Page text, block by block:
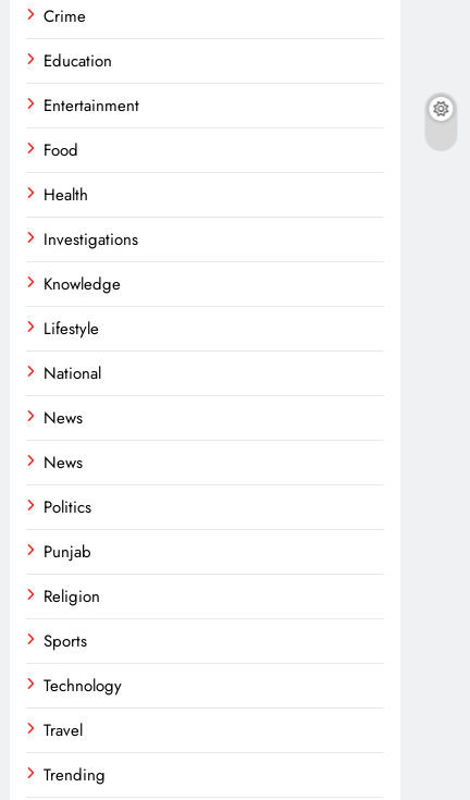
Crime
Education
Entertainment
Food
Health
Investigations
Knowledge
Lifestyle
National
News
News
Politics
Punjab
Religion
Sports
Technology
Travel
Trending